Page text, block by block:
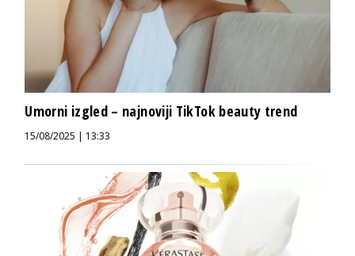
Umorni izgled – najnoviji TikTok beauty trend
15/08/2025 | 13:33